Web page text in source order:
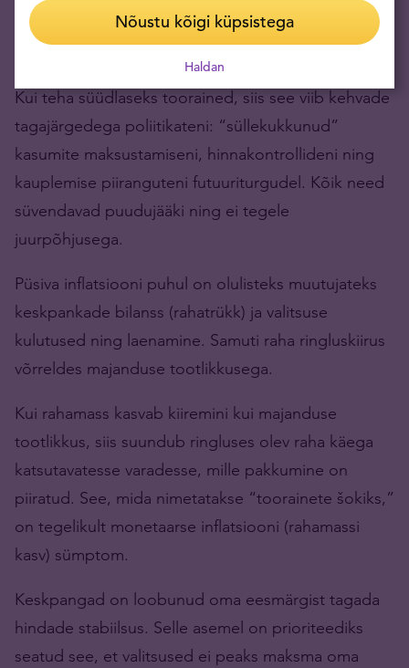
Tühjad kalorid
Kui teha süüdlaseks toorained, siis see viib kehvade
tagajärgedega poliitikateni: “süllekukkunud”
kasumite maksustamiseni, hinnakontrollideni ning
kauplemise piiranguteni futuuriturgudel. Kõik need
süvendavad puudujääki ning ei tegele
juurpõhjusega.
Püsiva inflatsiooni puhul on olulisteks muutujateks
keskpankade bilanss (rahatrükk) ja valitsuse
kulutused ning laenamine. Samuti raha ringluskiirus
võrreldes majanduse tootlikkusega.
Kui rahamass kasvab kiiremini kui majanduse
tootlikkus, siis suundub ringluses olev raha käega
katsutavatesse varadesse, mille pakkumine on
piiratud. See, mida nimetatakse “toorainete šokiks,”
on tegelikult monetaarse inflatsiooni (rahamassi
kasv) sümptom.
Keskpangad on loobunud oma eesmärgist tagada
hindade stabiilsus. Selle asemel on prioriteediks
seatud see, et valitsused ei peaks maksma oma
Nõustu kõigi küpsistega
Haldan